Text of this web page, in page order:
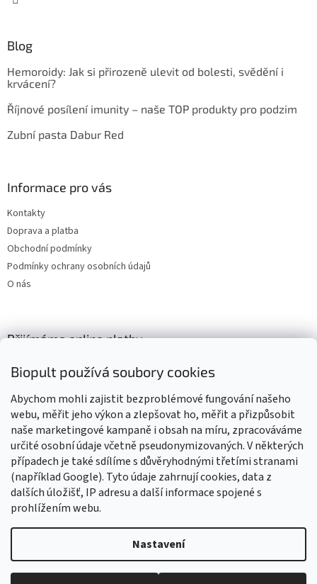
Biopult používá soubory cookies
Abychom mohli zajistit bezproblémové fungování našeho
webu, měřit jeho výkon a zlepšovat ho, měřit a přizpůsobit
naše marketingové kampaně i obsah na míru, zpracováváme
určité osobní údaje včetně pseudonymizovaných. V některých
případech je také sdílíme s důvěryhodnými třetími stranami
(například Google). Tyto údaje zahrnují cookies, data z
dalších úložišť, IP adresu a další informace spojené s
prohlížením webu.
Nastavení
Vážení zákazníci, z důvodu čerpání dovolené budou všechny
objednávky přijaté v tomto období expedovány od 17. srpna 2026.
Blog
Hemoroidy: Jak si přirozeně ulevit od bolesti, svědění i
krvácení?
Říjnové posílení imunity – naše TOP produkty pro podzim
Zubní pasta Dabur Red
Informace pro vás
Kontakty
Doprava a platba
Obchodní podmínky
Podmínky ochrany osobních údajů
O nás
Přijímáme online platby
Výrobky označené BIO jsou certifikované kontrolní organizací CZ-
BIO-003
Copyright 2026Biopult.cz. Všechna práva vyhrazena.Upravit